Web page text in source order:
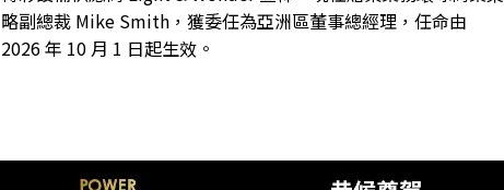
略副總裁 Mike Smith，獲委任為亞洲區董事總經理，任命由
2026 年 10 月 1 日起生效。